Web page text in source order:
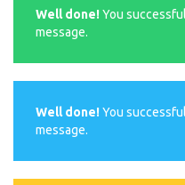
Well done!You
message.
Well done!You
message.